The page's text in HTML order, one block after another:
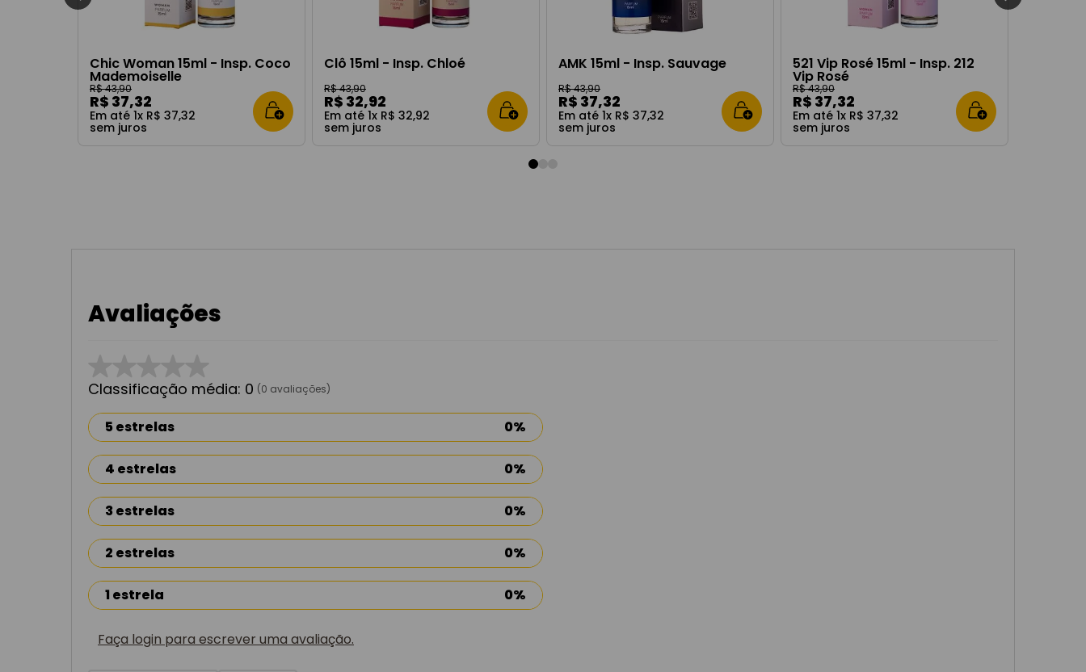
Chic Woman 15ml - Insp. Coco
Mademoiselle
R$43,90
R$ 37,32
Em até 1x R$ 37,32
sem juros
Clô 15ml - Insp. Chloé
R$43,90
R$ 32,92
Em até 1x R$ 32,92
sem juros
AMK 15ml - Insp. Sauvage
R$43,90
R$ 37,32
Em até 1x R$ 37,32
sem juros
521 Vip Rosé 15ml - Insp. 212
Vip Rosé
R$43,90
R$ 37,32
Em até 1x R$ 37,32
sem juros
Avaliações
Classificação média: 0 (0 avaliações)
5 estrelas 0%
4 estrelas 0%
3 estrelas 0%
2 estrelas 0%
1 estrela 0%
Faça login para escrever uma avaliação.